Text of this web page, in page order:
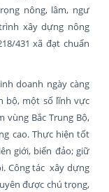
nông, lâm, ngư
xây dựng nông
431 xã đạt chuẩn
doanh ngày càng
bộ, một số lĩnh vực
vùng Bắc Trung Bộ,
cao. Thực hiện tốt
giới, biển đảo; giữ
Công tác xây dựng
được chú trọng,